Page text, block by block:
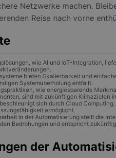
Netzwerke machen.
Reise nach vorne
wie AI und IoT-Integration,
bieten Skalierbarkeit und
Systemüberholung entfällt.
wie energiesparende
sind mit zukünftigen Klimazielen
sich durch Cloud
ermöglicht.
in der Automatisierung stellt die
Bedrohungen und entspricht
der